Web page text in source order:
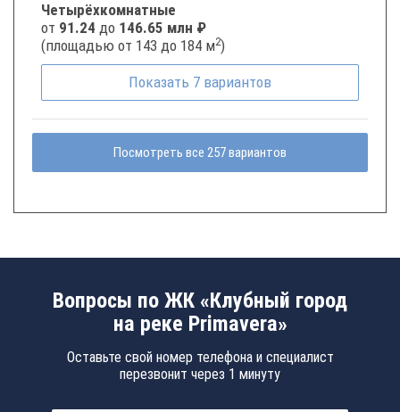
Четырёхкомнатные
от 91.24 до 146.65 млн ₽
(площадью от 143 до 184 м2)
Показать 7 вариантов
Посмотреть все 257 вариантов
Вопросы по ЖК «Клубный город
на реке Primavera»
Оставьте свой номер телефона и специалист
перезвонит через 1 минуту